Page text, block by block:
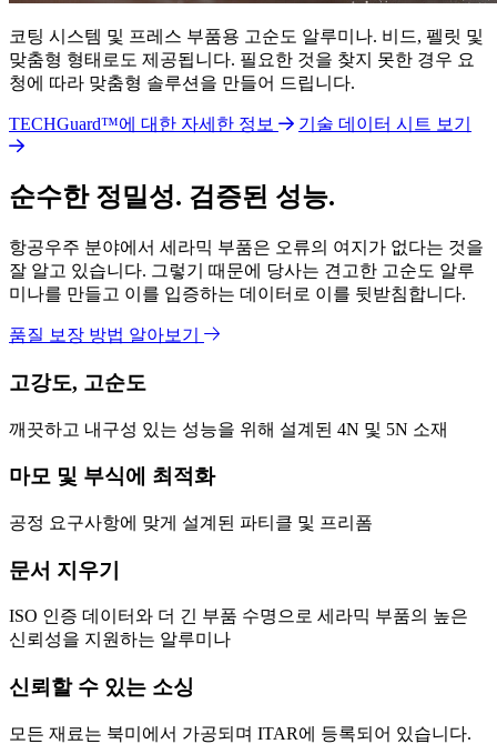
코팅 시스템 및 프레스 부품용 고순도 알루미나. 비드, 펠릿 및
맞춤형 형태로도 제공됩니다. 필요한 것을 찾지 못한 경우 요
청에 따라 맞춤형 솔루션을 만들어 드립니다.
TECHGuard™에 대한 자세한 정보 기술 데이터 시트 보기
순수한 정밀성. 검증된 성능.
항공우주 분야에서 세라믹 부품은 오류의 여지가 없다는 것을
잘 알고 있습니다. 그렇기 때문에 당사는 견고한 고순도 알루
미나를 만들고 이를 입증하는 데이터로 이를 뒷받침합니다.
품질 보장 방법 알아보기
고강도, 고순도
깨끗하고 내구성 있는 성능을 위해 설계된 4N 및 5N 소재
마모 및 부식에 최적화
공정 요구사항에 맞게 설계된 파티클 및 프리폼
문서 지우기
ISO 인증 데이터와 더 긴 부품 수명으로 세라믹 부품의 높은
신뢰성을 지원하는 알루미나
신뢰할 수 있는 소싱
모든 재료는 북미에서 가공되며 ITAR에 등록되어 있습니다.